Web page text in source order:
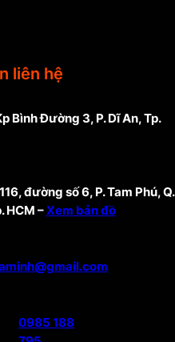
liên hệ
Bình Đường 3, P. Dĩ An, Tp.
đường số 6, P. Tam Phú, Q.
HCM –Xem bản đồ
0985 188